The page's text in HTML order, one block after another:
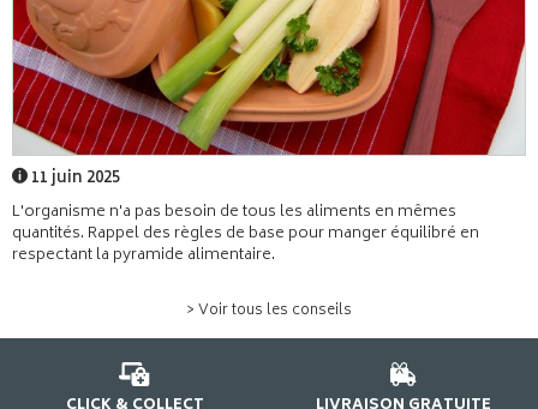
11 juin 2025
L'organisme n'a pas besoin de tous les aliments en mêmes
quantités. Rappel des règles de base pour manger équilibré en
respectant la pyramide alimentaire.
> Voir tous les conseils